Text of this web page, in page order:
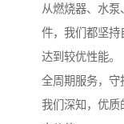
从燃烧器、水
件，我们都坚持
达到较优性能。
全周期服务，守
我们深知，优质